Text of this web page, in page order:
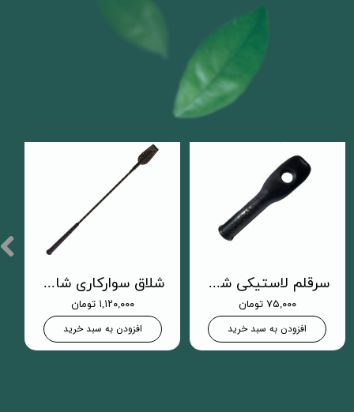
شلاق سوارکاری شادان - باران دسته اسپُرت
۱,۱۲۰,۰۰۰ تومان
افزودن به سبد خرید
سرقلم لاستیکی شلاق
۷۵,۰۰۰ تومان
افزودن به سبد خرید